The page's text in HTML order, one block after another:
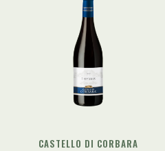
CASTELLO DI CORBARA